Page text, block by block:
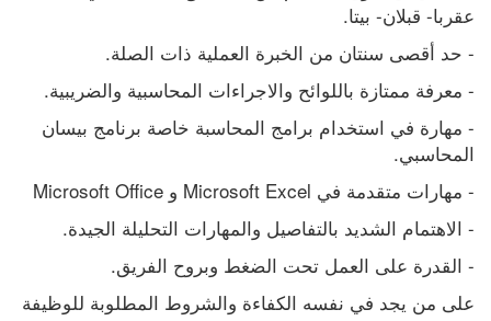
عقربا- قبلان- بيتا.
- حد أقصى سنتان من الخبرة العملية ذات الصلة.
- معرفة ممتازة باللوائح والاجراءات المحاسبية والضريبية.
المحاسبي.
- مهارات متقدمة في Microsoft Excel و Microsoft Office
- الاهتمام الشديد بالتفاصيل والمهارات التحليلة الجيدة.
- القدرة على العمل تحت الضغط وبروح الفريق.